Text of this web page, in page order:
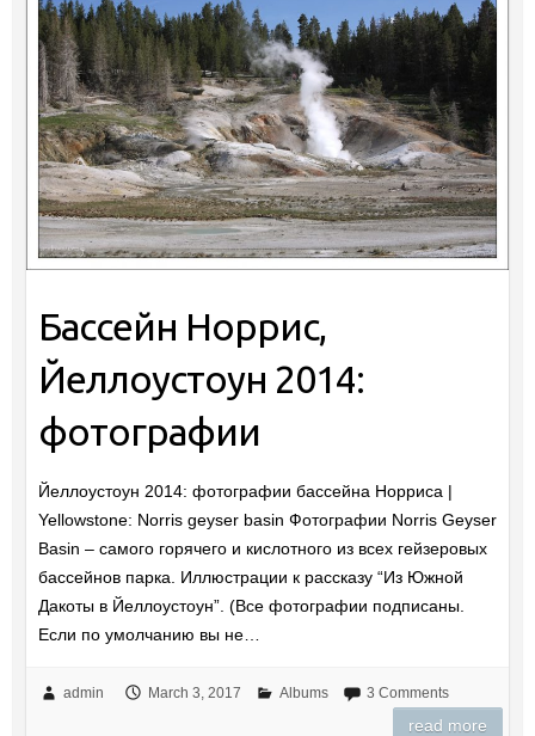
Бассейн Норрис,
Йеллоустоун 2014:
фотографии
Йеллоустоун 2014: фотографии бассейна Норриса |
Yellowstone: Norris geyser basin Фотографии Norris Geyser
Basin – самого горячего и кислотного из всех гейзеровых
бассейнов парка. Иллюстрации к рассказу “Из Южной
Дакоты в Йеллоустоун”. (Все фотографии подписаны.
Если по умолчанию вы не…
admin March 3, 2017 Albums 3 Comments
read more